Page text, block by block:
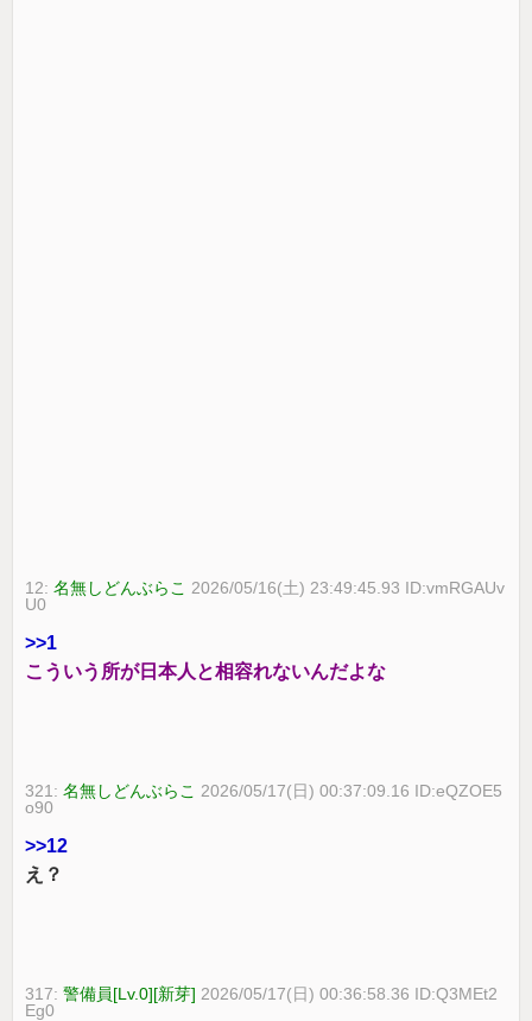
12:名無しどんぶらこ 2026/05/16(土) 23:49:45.93 ID:vmRGAUv
U0
>>1
こういう所が日本人と相容れないんだよな
321:名無しどんぶらこ 2026/05/17(日) 00:37:09.16 ID:eQZOE5
o90
>>12
え？
317:警備員[Lv.0][新芽] 2026/05/17(日) 00:36:58.36 ID:Q3MEt2
Eg0